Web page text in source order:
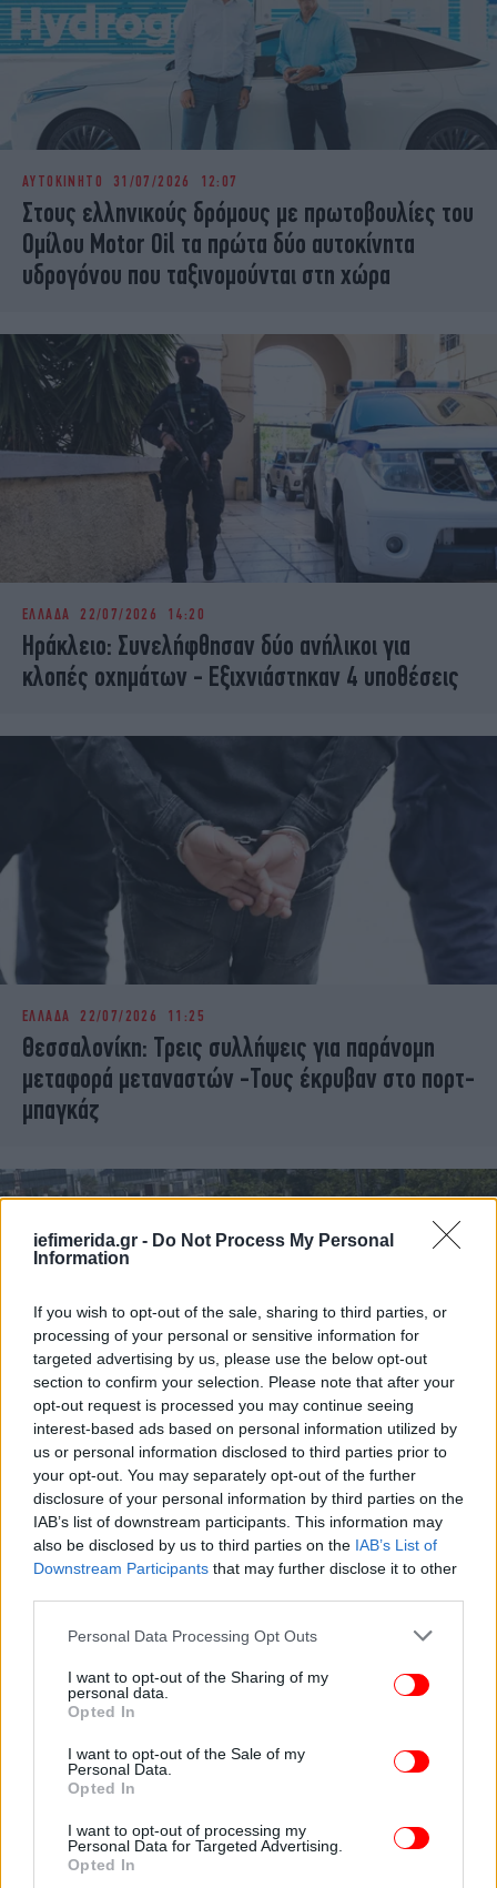
iefimerida.gr - Do Not Process My Personal
Information
If you wish to opt-out of the sale, sharing to third parties, or
processing of your personal or sensitive information for
targeted advertising by us, please use the below opt-out
section to confirm your selection. Please note that after your
opt-out request is processed you may continue seeing
interest-based ads based on personal information utilized by
us or personal information disclosed to third parties prior to
your opt-out. You may separately opt-out of the further
disclosure of your personal information by third parties on the
IAB’s list of downstream participants. This information may
also be disclosed by us to third parties on the IAB’s List of
Downstream Participants that may further disclose it to other
Please note that this website/app uses one or more Google
not limited to your visit or usage behaviour. You may click to
grant or deny consent to Google and its third-party tags to
use your data for below specified purposes in below Google
consent section.
Personal Data Processing Opt Outs
I want to opt-out of the Sharing of my
personal data.
Opted In
I want to opt-out of the Sale of my
Personal Data.
Opted In
I want to opt-out of processing my
Personal Data for Targeted Advertising.
Opted In
ΑΥΤΟΚΙΝΗΤΟ 31/07/2026 12:07
Στους ελληνικούς δρόμους με πρωτοβουλίες του
Ομίλου Motor Oil τα πρώτα δύο αυτοκίνητα
υδρογόνου που ταξινομούνται στη χώρα
ΕΛΛΑΔΑ 22/07/2026 14:20
Ηράκλειο: Συνελήφθησαν δύο ανήλικοι για
κλοπές οχημάτων - Εξιχνιάστηκαν 4 υποθέσεις
ΕΛΛΑΔΑ 22/07/2026 11:25
Θεσσαλονίκη: Τρεις συλλήψεις για παράνομη
μεταφορά μεταναστών -Τους έκρυβαν στο πορτ-
μπαγκάζ
ΕΛΛΑΔΑ 17/07/2026 17:57
Στο «κόκκινο» οι έξοδοι της Αθήνας,
αναχωρούν οι εκδρομείς -Σημειωτόν σε Κηφισό,
Αττική Οδό και Λ. Αθηνών